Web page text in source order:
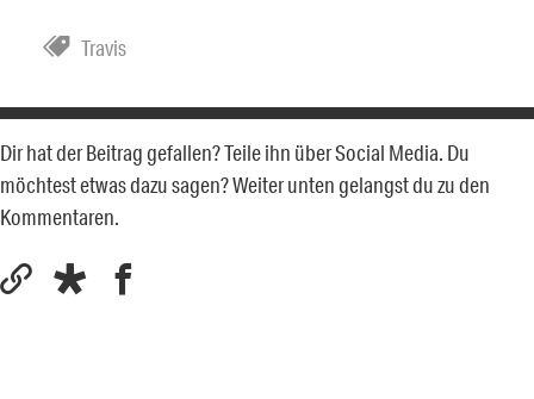
Travis
Dir hat der Beitrag gefallen? Teile ihn über Social Media. Du
möchtest etwas dazu sagen? Weiter unten gelangst du zu den
Kommentaren.